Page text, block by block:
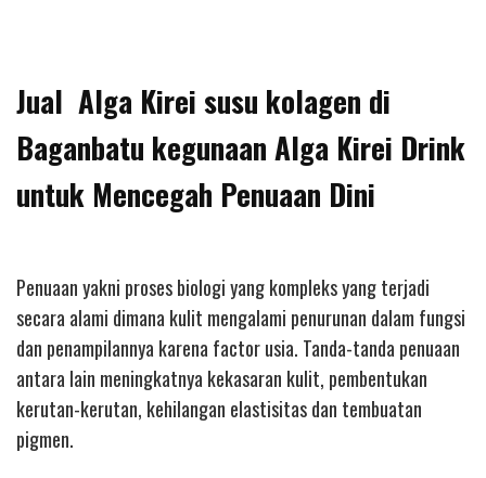
Jual Alga Kirei susu kolagen di
Baganbatu kegunaan Alga Kirei Drink
untuk Mencegah Penuaan Dini
Penuaan yakni proses biologi yang kompleks yang terjadi
secara alami dimana kulit mengalami penurunan dalam fungsi
dan penampilannya karena factor usia. Tanda-tanda penuaan
antara lain meningkatnya kekasaran kulit, pembentukan
kerutan-kerutan, kehilangan elastisitas dan tembuatan
pigmen.